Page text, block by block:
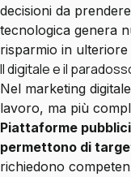
decisioni da
tecnologica genera
risparmio in
Il digitale e il
Nel marketing
lavoro, ma più
Piattaforme
permettono di
richiedono